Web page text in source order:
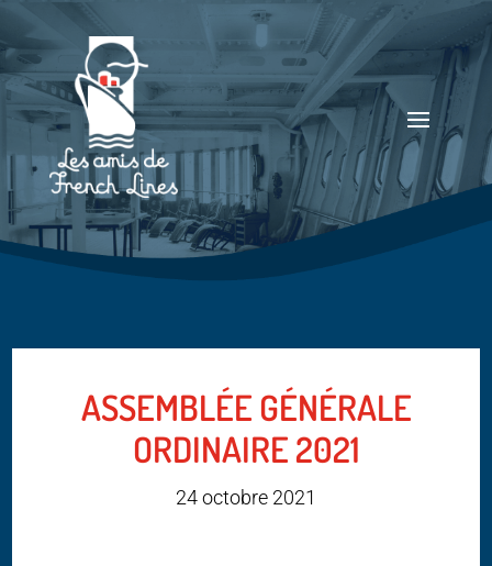
ASSEMBLÉE GÉNÉRALE
ORDINAIRE 2021
24 octobre 2021